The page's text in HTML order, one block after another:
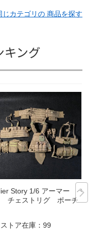
じカテゴリの 商品を探す
キング
Story 1/6 アーマー ベ
チェストリグ ポーチ
トア在庫： 99